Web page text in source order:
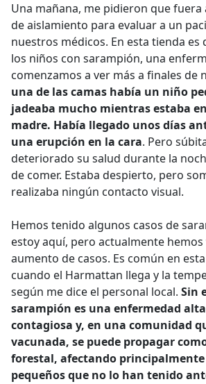
Una mañana, me pidieron que
de aislamiento para evaluar a un
nuestros médicos. En esta tienda
los niños con sarampión, una
comenzamos a ver más a finales de
una de las camas había un niño
jadeaba mucho mientras estaba
madre. Había llegado unos días
una erupción en la cara. Pero
deteriorado su salud durante la
de comer. Estaba despierto, pero
realizaba ningún contacto visual.
Hemos tenido algunos casos de
estoy aquí, pero actualmente
aumento de casos. Es común en
cuando el Harmattan llega y la
según me dice el personal local. Sin
sarampión es una enfermedad
contagiosa y, en una comunidad
vacunada, se puede propagar
forestal, afectando
pequeños que no lo han tenido